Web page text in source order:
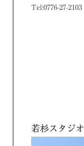
Tel:0776-27-2103
若杉スタジオ